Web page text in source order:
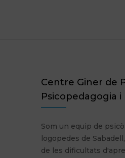
Centre Giner de
Psicopedagogia i
Som un equip de
logopedes de
de les dificultats